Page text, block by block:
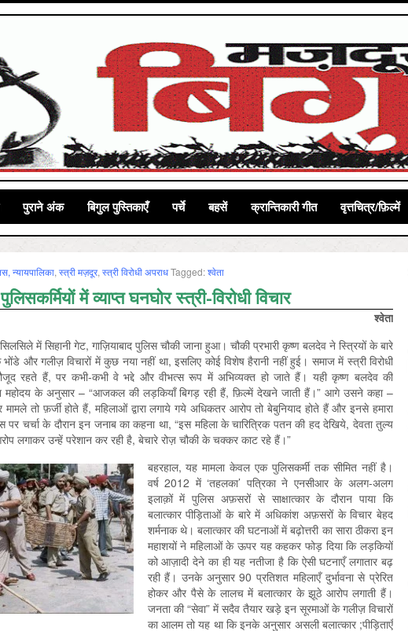
पुराने अंक बिगुल पुस्तिकाएँ पर्चे बहसें क्रान्तिकारी गीत वृत्तचित्र/फ़िल्में
न्‍यायपालिका, स्‍त्री मज़दूर, स्‍त्री विरोधी अपराधTagged:श्‍वेता
पुलिसकर्मियों में व्याप्त घनघोर स्त्री-विरोधी विचार
श्वेता
में सिहानी गेट, गाज़ियाबाद पुलिस चौकी जाना हुआ। चौकी प्रभारी कृष्ण बलदेव ने स्त्रियों के बारे
और गलीज़ विचारों में कुछ नया नहीं था, इसलिए कोई विशेष हैरानी नहीं हुई। समाज में स्त्री विरोधी
रहते हैं, पर कभी-कभी वे भद्दे और वीभत्स रूप में अभिव्यक्त हो जाते हैं। यही कृष्ण बलदेव की
महोदय के अनुसार – “आजकल की लड़कियाँ बिगड़ रही हैं, फ़िल्में देखने जाती हैं।” आगे उसने कहा –
तो फ़र्जी होते हैं, महिलाओं द्वारा लगाये गये अधिकतर आरोप तो बेबुनियाद होते हैं और इनसे हमारा
चर्चा के दौरान इन जनाब का कहना था, “इस महिला के चारित्रिक पतन की हद देखिये, देवता तुल्य
लगाकर उन्हें परेशान कर रही है, बेचारे रोज़ चौकी के चक्कर काट रहे हैं।”
बहरहाल, यह मामला केवल एक पुलिसकर्मी तक सीमित नहीं है।
वर्ष 2012 में ‘तहलका’ पत्रिका ने एनसीआर के अलग-अलग
इलाक़ों में पुलिस अफ़सरों से साक्षात्कार के दौरान पाया कि
बलात्कार पीड़िताओं के बारे में अधिकांश अफ़सरों के विचार बेहद
शर्मनाक थे। बलात्कार की घटनाओं में बढ़ोत्तरी का सारा ठीकरा इन
महाशयों ने महिलाओं के ऊपर यह कहकर फोड़ दिया कि लड़कियों
को आज़ादी देने का ही यह नतीजा है कि ऐसी घटनाएँ लगातार बढ़
रही हैं। उनके अनुसार 90 प्रतिशत महिलाएँ दुर्भावना से प्रेरित
होकर और पैसे के लालच में बलात्कार के झूठे आरोप लगाती हैं।
जनता की “सेवा” में सदैव तैयार खड़े इन सूरमाओं के गलीज़ विचारों
का आलम तो यह था कि इनके अनुसार असली बलात्कार ;पीड़िताएँ